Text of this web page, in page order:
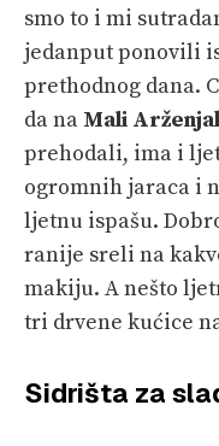
smo to i mi
jedanput ponovili
prethodnog dana.
da na Mali
prehodali, ima i
ogromnih jaraca i
ljetnu ispašu.
ranije sreli na
makiju. A nešto
tri drvene kućice
Sidrišta za